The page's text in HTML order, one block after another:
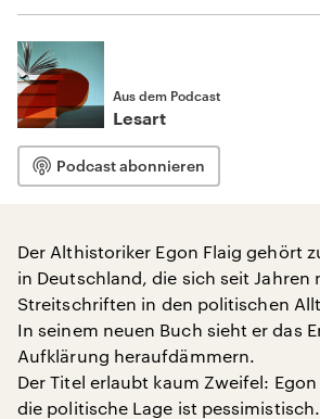
Aus dem Podcast
Lesart
Podcast abonnieren
Der Althistoriker Egon Flaig gehört
in Deutschland, die sich seit Jahren
Streitschriften in den politischen
In seinem neuen Buch sieht er das
Aufklärung heraufdämmern.
Der Titel erlaubt kaum Zweifel:
die politische Lage ist